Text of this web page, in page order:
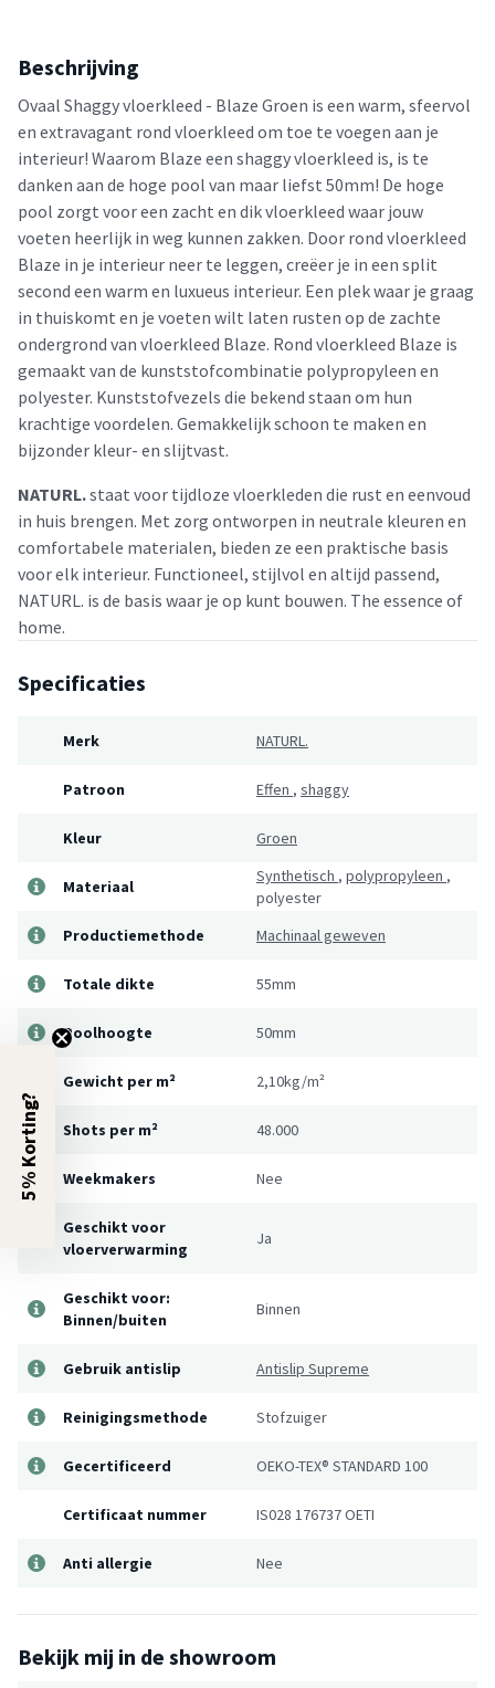
Beschrijving
Ovaal Shaggy vloerkleed - Blaze Groen is een warm, sfeervol
en extravagant rond vloerkleed om toe te voegen aan je
interieur! Waarom Blaze een shaggy vloerkleed is, is te
danken aan de hoge pool van maar liefst 50mm! De hoge
pool zorgt voor een zacht en dik vloerkleed waar jouw
voeten heerlijk in weg kunnen zakken. Door rond vloerkleed
Blaze in je interieur neer te leggen, creëer je in een split
second een warm en luxueus interieur. Een plek waar je graag
in thuiskomt en je voeten wilt laten rusten op de zachte
ondergrond van vloerkleed Blaze. Rond vloerkleed Blaze is
gemaakt van de kunststofcombinatie polypropyleen en
polyester. Kunststofvezels die bekend staan om hun
krachtige voordelen. Gemakkelijk schoon te maken en
bijzonder kleur- en slijtvast.
NATURL.staat voor tijdloze vloerkleden die rust en eenvoud
in huis brengen. Met zorg ontworpen in neutrale kleuren en
comfortabele materialen, bieden ze een praktische basis
voor elk interieur. Functioneel, stijlvol en altijd passend,
NATURL. is de basis waar je op kunt bouwen. The essence of
home.
Specificaties
Merk NATURL.
Patroon Effen , shaggy
Kleur Groen
Materiaal
Synthetisch , polypropyleen ,
polyester
Productiemethode
Machinaal geweven
Totale dikte 55mm
Poolhoogte 50mm
Gewicht per m² 2,10kg/m²
Shots per m² 48.000
Weekmakers Nee
Geschikt voor
vloerverwarming
Ja
Geschikt voor:
Binnen/buiten
Binnen
Gebruik antislip Antislip Supreme
Reinigingsmethode Stofzuiger
Gecertificeerd OEKO-TEX® STANDARD 100
Certificaat nummer IS028 176737 OETI
Anti allergie Nee
Bekijk mij in de showroom
5% Korting?